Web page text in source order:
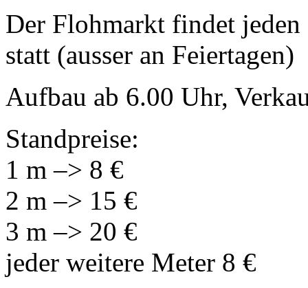
Der Flohmarkt findet
statt (ausser an Feiertagen)
Aufbau ab 6.00 Uhr,
Standpreise:
1 m –> 8 €
2 m –> 15 €
3 m –> 20 €
jeder weitere Meter 8 €